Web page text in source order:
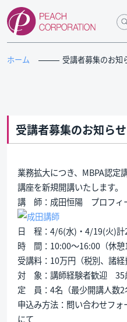
ホーム 受講者募集のお知
受講者募集のお知らせ
業務拡大につき、MBPA認定
講座を新規開講いたします。
講 師：成田恒陽 プロフィ
日 程：4/6(水)・4/19(火)計2
時 間：10:00〜16:00（休憩1
受講料：10万円（税別、諸経
対 象：講師経験者歓迎 35
定 員：4名（最少開講人数2
申込み方法：問い合わせフォ
にて